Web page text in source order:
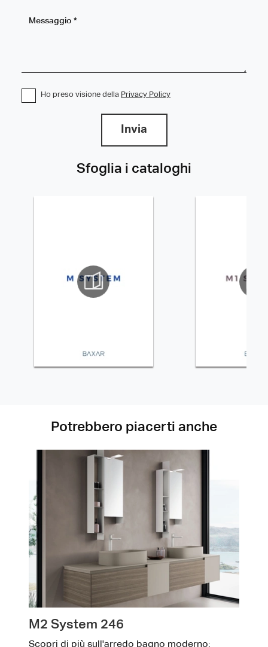
Sfoglia i cataloghi
Ho preso visione della Privacy Policy
Invia
Potrebbero piacerti anche
M2 System 246
Scopri di più sull'arredo bagno moderno: